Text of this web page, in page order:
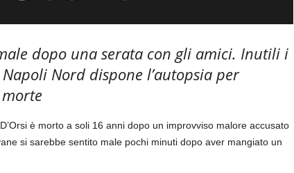
dopo una serata con gli amici. Inutili i
Nord dispone l’autopsia per
è morto a soli 16 anni dopo un improvviso malore accusato
si sarebbe sentito male pochi minuti dopo aver mangiato un